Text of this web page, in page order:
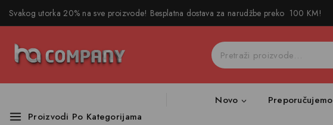
Svakog utorka 20% na sve proizvode! Besplatna dostava za narudžbe preko 100 KM!
Proizvodi Po Kategorijama
Novo Preporučujemo